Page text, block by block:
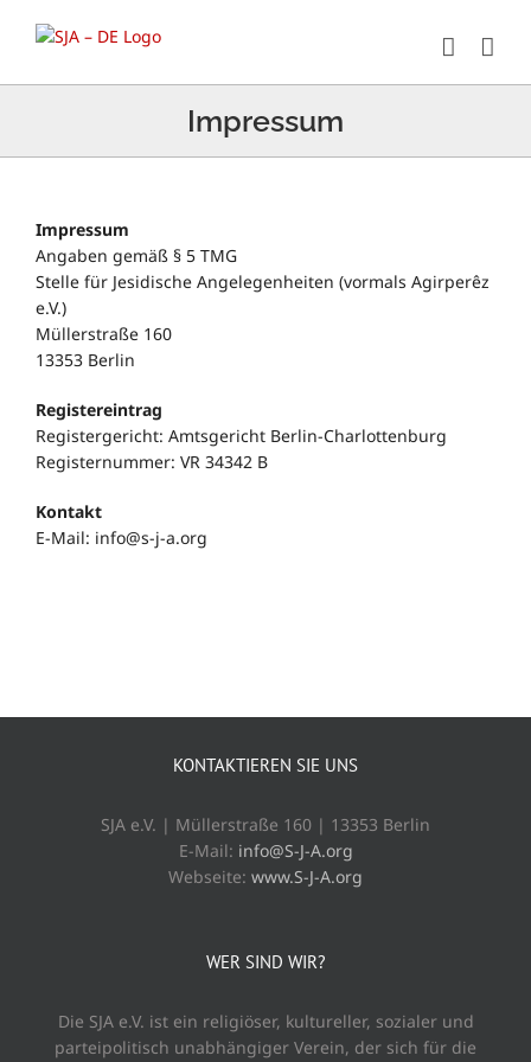
Inhalt
Impressum
Impressum
Angaben gemäß § 5 TMG
Stelle für Jesidische Angelegenheiten (vormals Agirperêz
e.V.)
Müllerstraße 160
13353 Berlin
Registereintrag
Registergericht: Amtsgericht Berlin-Charlottenburg
Registernummer: VR 34342 B
Kontakt
E-Mail: info@s-j-a.org
KONTAKTIEREN SIE UNS
SJA e.V. | Müllerstraße 160 | 13353 Berlin
E-Mail: info@S-J-A.org
Webseite: www.S-J-A.org
WER SIND WIR?
Die SJA e.V. ist ein religiöser, kultureller, sozialer und
parteipolitisch unabhängiger Verein, der sich für die